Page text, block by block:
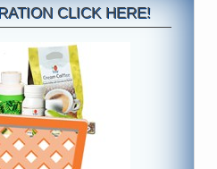
CLICK HERE!